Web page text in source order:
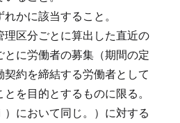
かに該当すること。
理区分ごとに算出した直近の
とに労働者の募集（期間の定
契約を締結する労働者として
を目的とするものに限る。
）において同じ。）に対する